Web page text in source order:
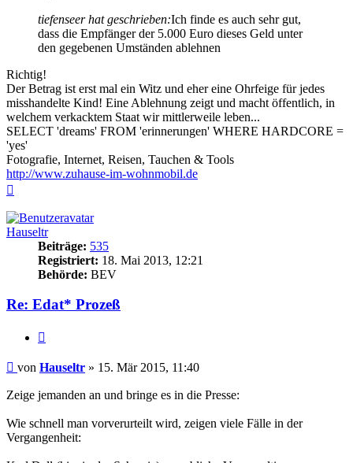
tiefenseer hat geschrieben:Ich finde es auch sehr gut,
dass die Empfänger der 5.000 Euro dieses Geld unter
den gegebenen Umständen ablehnen
Richtig!
Der Betrag ist erst mal ein Witz und eher eine Ohrfeige für jedes
misshandelte Kind! Eine Ablehnung zeigt und macht öffentlich, in
welchem verkacktem Staat wir mittlerweile leben...
SELECT 'dreams' FROM 'erinnerungen' WHERE HARDCORE =
'yes'
Fotografie, Internet, Reisen, Tauchen & Tools
http://www.zuhause-im-wohnmobil.de
Hauseltr
Beiträge: 535
Registriert: 18. Mai 2013, 12:21
Behörde: BEV
Re: Edat* Prozeß
Beitrag
von Hauseltr » 15. Mär 2015, 11:40
Zeige jemanden an und bringe es in die Presse:
Wie schnell man vorverurteilt wird, zeigen viele Fälle in der
Vergangenheit: